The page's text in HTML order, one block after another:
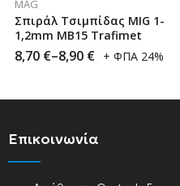
MAG
Σπιράλ Τσιμπίδας MIG 1-
1,2mm ΜΒ15 Trafimet
8,70 €–8,90 € + ΦΠΑ 24%
Επικοινωνία